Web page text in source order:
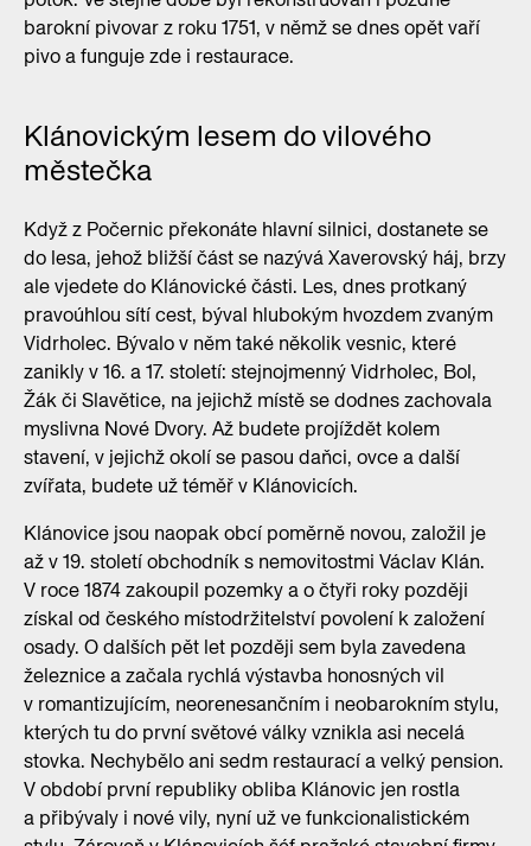
barokní pivovar z roku 1751, v němž se dnes opět vaří
pivo a funguje zde i restaurace.
Klánovickým lesem do vilového
městečka
Když z Počernic překonáte hlavní silnici, dostanete se
do lesa, jehož bližší část se nazývá Xaverovský háj, brzy
ale vjedete do Klánovické části. Les, dnes protkaný
pravoúhlou sítí cest, býval hlubokým hvozdem zvaným
Vidrholec. Bývalo v něm také několik vesnic, které
zanikly v 16. a 17. století: stejnojmenný Vidrholec, Bol,
Žák či Slavětice, na jejichž místě se dodnes zachovala
myslivna Nové Dvory. Až budete projíždět kolem
stavení, v jejichž okolí se pasou daňci, ovce a další
zvířata, budete už téměř v Klánovicích.
Klánovice jsou naopak obcí poměrně novou, založil je
až v 19. století obchodník s nemovitostmi Václav Klán.
V roce 1874 zakoupil pozemky a o čtyři roky později
získal od českého místodržitelství povolení k založení
osady. O dalších pět let později sem byla zavedena
železnice a začala rychlá výstavba honosných vil
v romantizujícím, neorenesančním i neobarokním stylu,
kterých tu do první světové války vznikla asi necelá
stovka. Nechybělo ani sedm restaurací a velký pension.
V období první republiky obliba Klánovic jen rostla
a přibývaly i nové vily, nyní už ve funkcionalistickém